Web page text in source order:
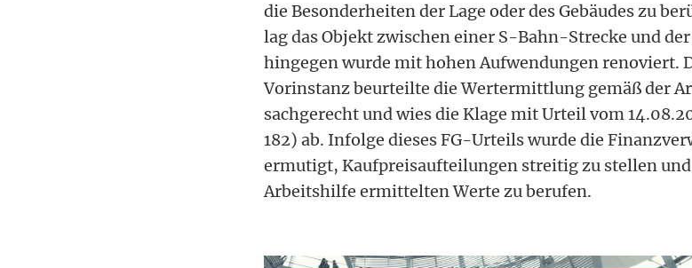
die Besonderheiten der Lage oder des Gebäudes zu
lag das Objekt zwischen einer S-Bahn-Strecke und der
hingegen wurde mit hohen Aufwendungen renoviert.
Vorinstanz beurteilte die Wertermittlung gemäß der
sachgerecht und wies die Klage mit Urteil vom
182) ab. Infolge dieses FG-Urteils wurde die
ermutigt, Kaufpreisaufteilungen streitig zu stellen
Arbeitshilfe ermittelten Werte zu berufen.